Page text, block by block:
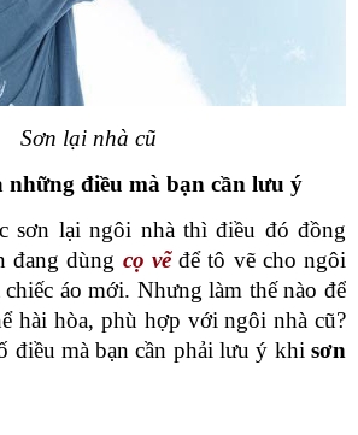
Sơn lại nhà cũ
những điều mà bạn cần lưu ý
sơn lại ngôi nhà thì điều đó đồng
đang dùng cọ vẽ để tô vẽ cho ngôi
áo mới. Nhưng làm thế nào để
hài hòa, phù hợp với ngôi nhà cũ?
điều mà bạn cần phải lưu ý khi sơn